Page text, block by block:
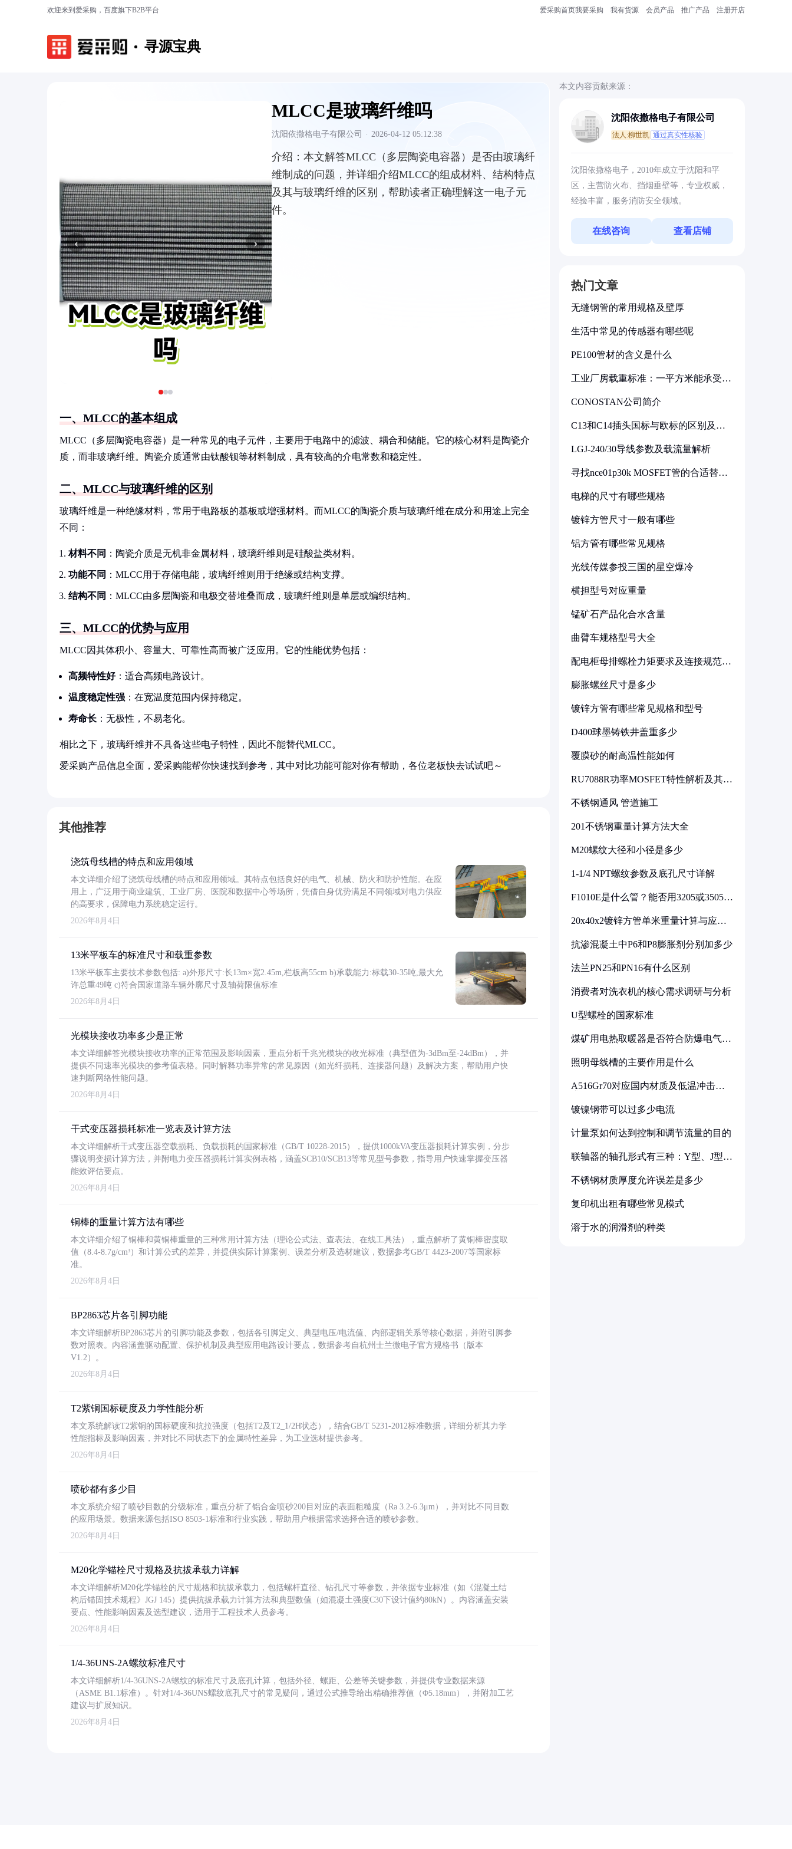
欢迎来到爱采购，百度旗下B2B平台 爱采购首页我要采购 我有货源 会员产品 推广产品 注册开店
寻源宝典
‹ ›
MLCC是玻璃纤维吗
沈阳依撒格电子有限公司 · 2026-04-12 05:12:38
介绍： 本文解答MLCC（多层陶瓷电容器）是否由玻璃纤
维制成的问题，并详细介绍MLCC的组成材料、结构特点
及其与玻璃纤维的区别，帮助读者正确理解这一电子元
件。
一、MLCC的基本组成
MLCC（多层陶瓷电容器）是一种常见的电子元件，主要用于电路中的滤波、耦合和储能。它的核心材料是陶瓷介
质，而非玻璃纤维。陶瓷介质通常由钛酸钡等材料制成，具有较高的介电常数和稳定性。
二、MLCC与玻璃纤维的区别
玻璃纤维是一种绝缘材料，常用于电路板的基板或增强材料。而MLCC的陶瓷介质与玻璃纤维在成分和用途上完全
不同：
材料不同 ：陶瓷介质是无机非金属材料，玻璃纤维则是硅酸盐类材料。
功能不同 ：MLCC用于存储电能，玻璃纤维则用于绝缘或结构支撑。
结构不同 ：MLCC由多层陶瓷和电极交替堆叠而成，玻璃纤维则是单层或编织结构。
三、MLCC的优势与应用
MLCC因其体积小、容量大、可靠性高而被广泛应用。它的性能优势包括：
高频特性好：适合高频电路设计。
温度稳定性强 ：在宽温度范围内保持稳定。
寿命长 ：无极性，不易老化。
相比之下，玻璃纤维并不具备这些电子特性，因此不能替代MLCC。
爱采购产品信息全面，爱采购能帮你快速找到参考，其中对比功能可能对你有帮助，各位老板快去试试吧～
其他推荐
浇筑母线槽的特点和应用领域
本文详细介绍了浇筑母线槽的特点和应用领域。其特点包括良好的电气、机械、防火和防护性能。在应
用上，广泛用于商业建筑、工业厂房、医院和数据中心等场所，凭借自身优势满足不同领域对电力供应
的高要求，保障电力系统稳定运行。
2026年8月4日
13米平板车的标准尺寸和载重参数
13米平板车主要技术参数包括: a)外形尺寸:长13m×宽2.45m,栏板高55cm b)承载能力:标载30-35吨,最大允
许总重49吨 c)符合国家道路车辆外廓尺寸及轴荷限值标准
2026年8月4日
光模块接收功率多少是正常
本文详细解答光模块接收功率的正常范围及影响因素，重点分析千兆光模块的收光标准（典型值为-3dBm至-24dBm），并
提供不同速率光模块的参考值表格。同时解释功率异常的常见原因（如光纤损耗、连接器问题）及解决方案，帮助用户快
速判断网络性能问题。
2026年8月4日
干式变压器损耗标准一览表及计算方法
本文详细解析干式变压器空载损耗、负载损耗的国家标准（GB/T 10228-2015），提供1000kVA变压器损耗计算实例，分步
骤说明变损计算方法，并附电力变压器损耗计算实例表格，涵盖SCB10/SCB13等常见型号参数，指导用户快速掌握变压器
能效评估要点。
2026年8月4日
铜棒的重量计算方法有哪些
本文详细介绍了铜棒和黄铜棒重量的三种常用计算方法（理论公式法、查表法、在线工具法），重点解析了黄铜棒密度取
值（8.4-8.7g/cm³）和计算公式的差异，并提供实际计算案例、误差分析及选材建议，数据参考GB/T 4423-2007等国家标
准。
2026年8月4日
BP2863芯片各引脚功能
本文详细解析BP2863芯片的引脚功能及参数，包括各引脚定义、典型电压/电流值、内部逻辑关系等核心数据，并附引脚参
数对照表。内容涵盖驱动配置、保护机制及典型应用电路设计要点，数据参考自杭州士兰微电子官方规格书（版本
V1.2）。
2026年8月4日
T2紫铜国标硬度及力学性能分析
本文系统解读T2紫铜的国标硬度和抗拉强度（包括T2及T2_1/2H状态），结合GB/T 5231-2012标准数据，详细分析其力学
性能指标及影响因素，并对比不同状态下的金属特性差异，为工业选材提供参考。
2026年8月4日
喷砂都有多少目
本文系统介绍了喷砂目数的分级标准，重点分析了铝合金喷砂200目对应的表面粗糙度（Ra 3.2-6.3μm），并对比不同目数
的应用场景。数据来源包括ISO 8503-1标准和行业实践，帮助用户根据需求选择合适的喷砂参数。
2026年8月4日
M20化学锚栓尺寸规格及抗拔承载力详解
本文详细解析M20化学锚栓的尺寸规格和抗拔承载力，包括螺杆直径、钻孔尺寸等参数，并依据专业标准（如《混凝土结
构后锚固技术规程》JGJ 145）提供抗拔承载力计算方法和典型数值（如混凝土强度C30下设计值约80kN）。内容涵盖安装
要点、性能影响因素及选型建议，适用于工程技术人员参考。
2026年8月4日
1/4-36UNS-2A螺纹标准尺寸
本文详细解析1/4-36UNS-2A螺纹的标准尺寸及底孔计算，包括外径、螺距、公差等关键参数，并提供专业数据来源
（ASME B1.1标准）。针对1/4-36UNS螺纹底孔尺寸的常见疑问，通过公式推导给出精确推荐值（Φ5.18mm），并附加工艺
建议与扩展知识。
2026年8月4日
本文内容贡献来源：
沈阳依撒格电子有限公司
法人:柳世凯 通过真实性核验
沈阳依撒格电子，2010年成立于沈阳和平
区，主营防火布、挡烟垂壁等，专业权威，
经验丰富，服务消防安全领域。
在线咨询 查看店铺
热门文章
无缝钢管的常用规格及壁厚
生活中常见的传感器有哪些呢
PE100管材的含义是什么
工业厂房载重标准：一平方米能承受多
CONOSTAN公司简介
C13和C14插头国标与欧标的区别及其
LGJ-240/30导线参数及载流量解析
寻找nce01p30k MOSFET管的合适替代
电梯的尺寸有哪些规格
镀锌方管尺寸一般有哪些
铝方管有哪些常见规格
光线传媒参投三国的星空爆冷
横担型号对应重量
锰矿石产品化合水含量
曲臂车规格型号大全
配电柜母排螺栓力矩要求及连接规范详
膨胀螺丝尺寸是多少
镀锌方管有哪些常见规格和型号
D400球墨铸铁井盖重多少
覆膜砂的耐高温性能如何
RU7088R功率MOSFET特性解析及其在
不锈钢通风 管道施工
201不锈钢重量计算方法大全
M20螺纹大径和小径是多少
1-1/4 NPT螺纹参数及底孔尺寸详解
F1010E是什么管？能否用3205或3505代
20x40x2镀锌方管单米重量计算与应用
抗渗混凝土中P6和P8膨胀剂分别加多少
法兰PN25和PN16有什么区别
消费者对洗衣机的核心需求调研与分析
U型螺栓的国家标准
煤矿用电热取暖器是否符合防爆电气设
照明母线槽的主要作用是什么
A516Gr70对应国内材质及低温冲击要
镀镍钢带可以过多少电流
计量泵如何达到控制和调节流量的目的
联轴器的轴孔形式有三种：Y型、J型、
不锈钢材质厚度允许误差是多少
复印机出租有哪些常见模式
溶于水的润滑剂的种类